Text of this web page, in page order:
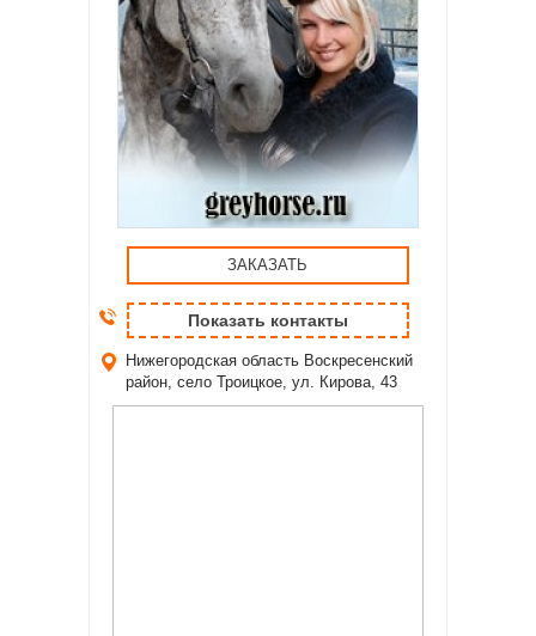
ЗАКАЗАТЬ
Показать контакты
Нижегородская область Воскресенский
район, село Троицкое, ул. Кирова, 43